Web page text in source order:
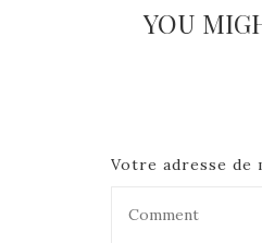
YOU
Votre adresse de